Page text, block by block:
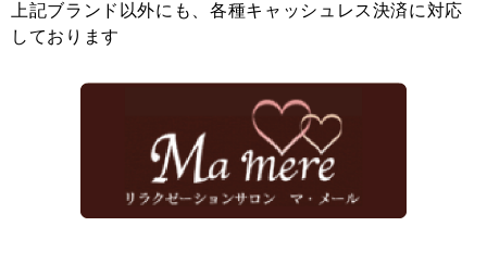
上記ブランド以外にも、各種キャッシュレス決済に対応
しております